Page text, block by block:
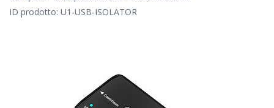
ID prodotto: U1-USB-ISOLATOR